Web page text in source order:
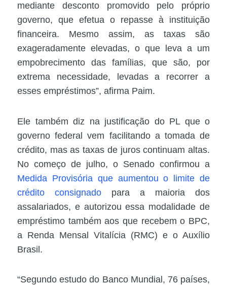
mediante desconto promovido pelo próprio
governo, que efetua o repasse à instituição
financeira. Mesmo assim, as taxas são
exageradamente elevadas, o que leva a um
empobrecimento das famílias, que são, por
extrema necessidade, levadas a recorrer a
esses empréstimos”, afirma Paim.
Ele também diz na justificação do PL que o
governo federal vem facilitando a tomada de
crédito, mas as taxas de juros continuam altas.
No começo de julho, o Senado confirmou a
Medida Provisória que aumentou o limite de
crédito consignado para a maioria dos
assalariados, e autorizou essa modalidade de
empréstimo também aos que recebem o BPC,
a Renda Mensal Vitalícia (RMC) e o Auxílio
Brasil.
“Segundo estudo do Banco Mundial, 76 países,